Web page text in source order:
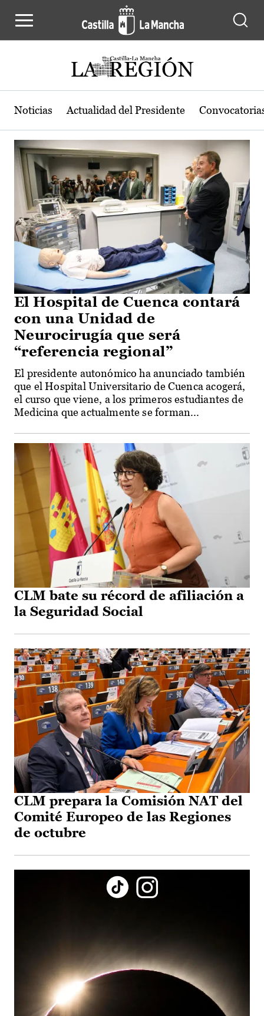
Actualidad de la región de Castilla-
Noticias Actualidad del Presidente
El Hospital de Cuenca contará
con una Unidad de
Neurocirugía que será
“referencia regional”
El presidente autonómico ha anunciado también
que el Hospital Universitario de Cuenca acogerá,
el curso que viene, a los primeros estudiantes de
Medicina que actualmente se forman...
CLM bate su récord de afiliación a
la Seguridad Social
CLM prepara la Comisión NAT del
Comité Europeo de las Regiones
de octubre